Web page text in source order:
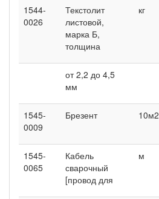
1544-
0026
Текстолит
листовой,
марка Б,
толщина
кг
от 2,2 до 4,5
мм
1545-
0009
Брезент 10м2
1545-
0065
Кабель
сварочный
[провод для
м